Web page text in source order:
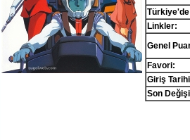
Linkler:
Genel
Favori:
Giriş
Son